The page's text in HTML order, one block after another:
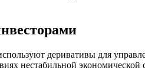
деривативы для
нестабильной экономической